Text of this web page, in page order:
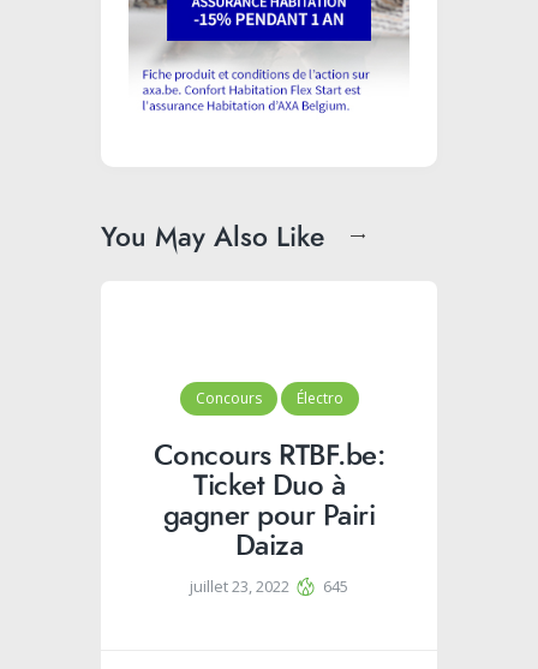
You May Also Like
Concours Électro
Concours RTBF.be:
Ticket Duo à
gagner pour Pairi
Daiza
juillet 23, 2022 645